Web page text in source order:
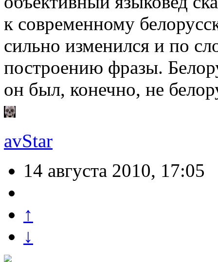
к современному
сильно изменился и по
построению фразы.
он был, конечно, не
avStar
14 августа 2010, 17:05
↑
↓